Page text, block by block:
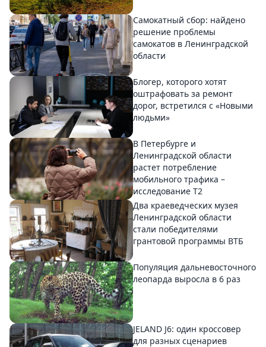
Самокатный сбор: найдено
решение проблемы
самокатов в Ленинградской
области
Блогер, которого хотят
оштрафовать за ремонт
дорог, встретился с «Новыми
людьми»
В Петербурге и
Ленинградской области
растет потребление
мобильного трафика –
исследование T2
Два краеведческих музея
Ленинградской области
стали победителями
грантовой программы ВТБ
Популяция дальневосточного
леопарда выросла в 6 раз
JELAND J6: один кроссовер
для разных сценариев